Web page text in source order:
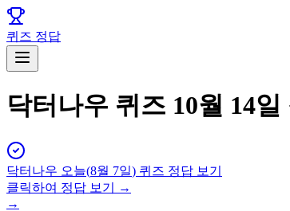
퀴즈 정답
닥터나우 퀴즈 10월 14일
닥터나우 오늘(8월 7일) 퀴즈 정답 보기
클릭하여 정답 보기 →
→